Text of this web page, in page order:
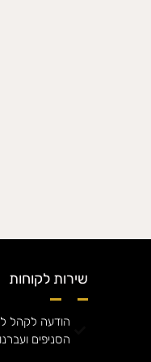
שירות לקוחות
הודעה לקהל
הסניפים